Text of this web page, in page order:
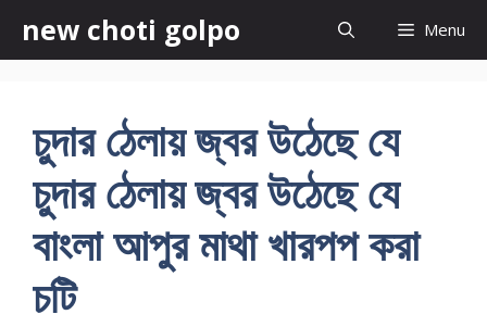
content
new choti golpo Menu
চুদার ঠেলায় জ্বর উঠেছে যে
চুদার ঠেলায় জ্বর উঠেছে যে
বাংলা আপুর মাথা খারপপ করা
চটি